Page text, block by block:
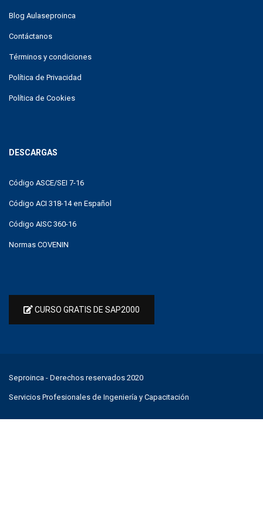
Blog Aulaseproinca
Contáctanos
Términos y condiciones
Política de Privacidad
Política de Cookies
DESCARGAS
Código ASCE/SEI 7-16
Código ACI 318-14 en Español
Código AISC 360-16
Normas COVENIN
CURSO GRATIS DE SAP2000
Seproinca - Derechos reservados 2020
Servicios Profesionales de Ingeniería y Capacitación